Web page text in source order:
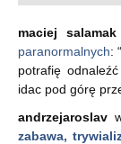
maciej salamak
paranormalnych: “
potrafię
idac pod górę
andrzejaroslav
zabawa,